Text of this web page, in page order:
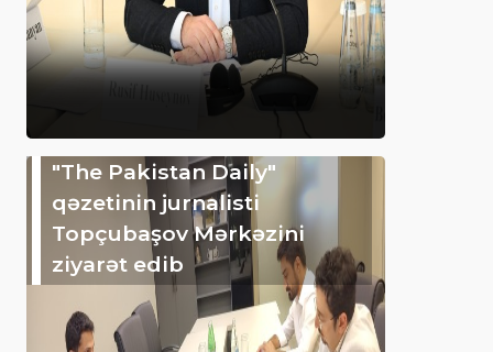
"The Pakistan Daily"
qəzetinin jurnalisti
Topçubaşov Mərkəzini
ziyarət edib